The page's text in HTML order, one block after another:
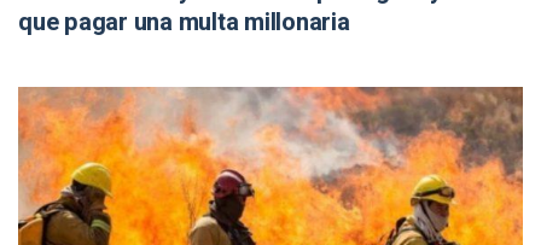
que pagar una multa millonaria